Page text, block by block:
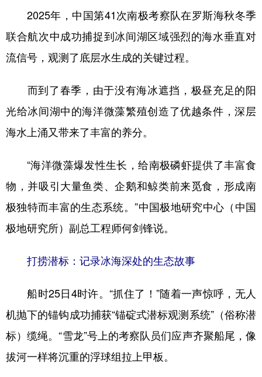
2025年，中国第41次南极考察队在罗斯海秋冬季
联合航次中成功捕捉到冰间湖区域强烈的海水垂直对
流信号，观测了底层水生成的关键过程。
而到了春季，由于没有海冰遮挡，极昼充足的阳
光给冰间湖中的海洋微藻繁殖创造了优越条件，深层
海水上涌又带来了丰富的养分。
“海洋微藻爆发性生长，给南极磷虾提供了丰富食
物，并吸引大量鱼类、企鹅和鲸类前来觅食，形成南
极独特而丰富的生态系统。”中国极地研究中心（中国
极地研究所）副总工程师何剑锋说。
打捞潜标：记录冰海深处的生态故事
船时25日4时许。“抓住了！”随着一声惊呼，无人
机抛下的锚钩成功捕获“锚碇式潜标观测系统”（俗称潜
标）缆绳。“雪龙”号上的考察队员们应声齐聚船尾，像
拔河一样将沉重的浮球组拉上甲板。